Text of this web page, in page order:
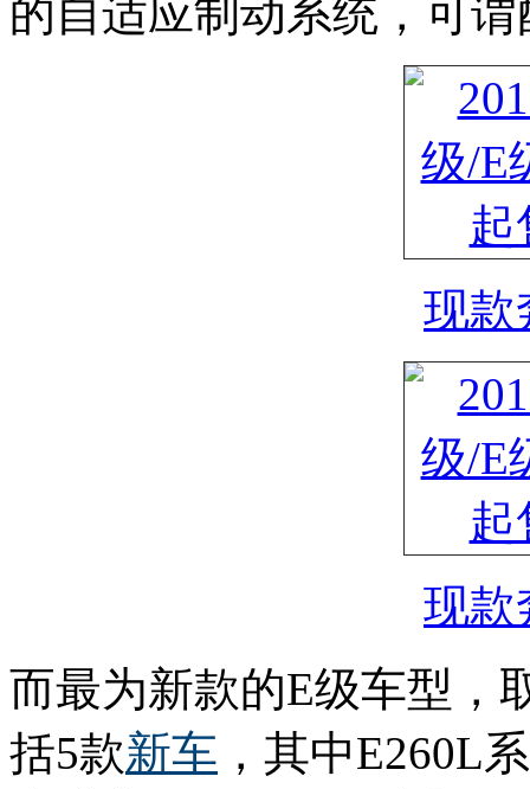
的自适应制动系统，可
现款
现款
而最为新款的E级车型，
括5款新车 ，其中E260L